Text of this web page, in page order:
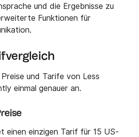
und die Ergebnisse zu
Funktionen für
und Tarife von Less
einmal genauer an.
einen einzigen Tarif für 15 US-